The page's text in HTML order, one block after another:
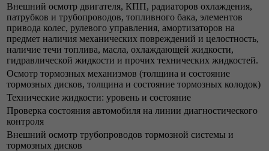
Внешний осмотр двигателя, КПП, радиаторов охлаждения,
патрубков и трубопроводов, топливного бака, элементов
привода колес, рулевого управления, амортизаторов на
предмет наличия механических повреждений и целостность,
наличие течи топлива, масла, охлаждающей жидкости,
гидравлической жидкости и прочих технических жидкостей.
Осмотр тормозных механизмов (толщина и состояние
тормозных дисков, толщина и состояние тормозных колодок)
Технические жидкости: уровень и состояние
Проверка состояния автомобиля на линии диагностического
контроля
Внешний осмотр трубопроводов тормозной системы и
тормозных дисков